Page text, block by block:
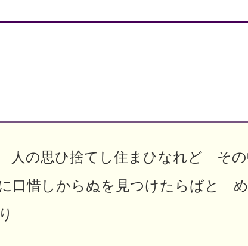
の思ひ捨てし住まひなれど その
口惜しからぬを見つけたらばと め